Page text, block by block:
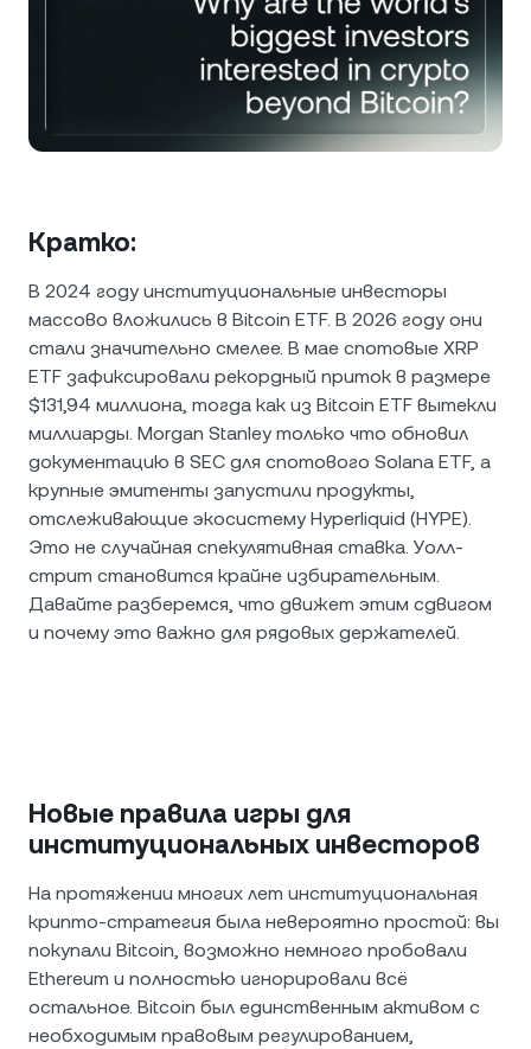
Программа лояльности
0,01 %
0 %
EURC EURC 0,02 %
Показать все активы
Справочный центр
Академия капитала
Кратко:
В 2024 году институциональные инвесторы
массово вложились в Bitcoin ETF. В 2026 году они
стали значительно смелее. В мае спотовые XRP
ETF зафиксировали рекордный приток в размере
$131,94 миллиона, тогда как из Bitcoin ETF вытекли
миллиарды. Morgan Stanley только что обновил
документацию в SEC для спотового Solana ETF, а
крупные эмитенты запустили продукты,
отслеживающие экосистему Hyperliquid (HYPE).
Это не случайная спекулятивная ставка. Уолл-
стрит становится крайне избирательным.
Давайте разберемся, что движет этим сдвигом
и почему это важно для рядовых держателей.
Новые правила игры для
институциональных инвесторов
На протяжении многих лет институциональная
крипто-стратегия была невероятно простой: вы
покупали Bitcoin, возможно немного пробовали
Ethereum и полностью игнорировали всё
остальное. Bitcoin был единственным активом с
необходимым правовым регулированием,